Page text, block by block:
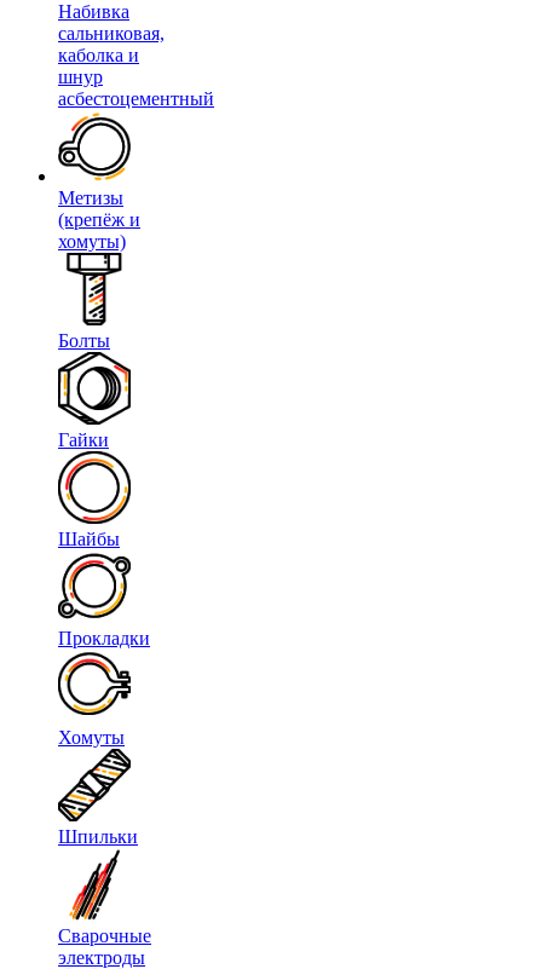
Набивка
сальниковая,
каболка и
шнур
асбестоцементный
Метизы
(крепёж и
хомуты)
Болты
Гайки
Шайбы
Прокладки
Хомуты
Шпильки
Сварочные
электроды